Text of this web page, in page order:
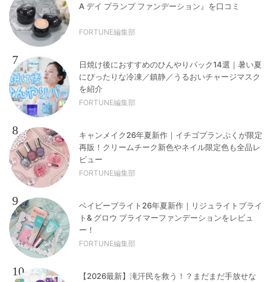
A デイ プランプ ファンデーション』を口コミ
FORTUNE編集部
7
日焼け後におすすめのひんやりパック14選｜暑い夏
にぴったりな冷凍／鎮静／うるおいチャージマスク
を紹介
FORTUNE編集部
8
キャンメイク26年夏新作｜イチゴプランぷくが限定
再販！クリームチーク新色やネイル限定色も全品レ
ビュー
FORTUNE編集部
9
ベイビーブライト26年夏新作｜リジュライトブライ
ト& グロウ プライマーファンデーションをレビュ
ー！
FORTUNE編集部
10
【2026最新】滝汗民を救う！？まだまだ手放せな